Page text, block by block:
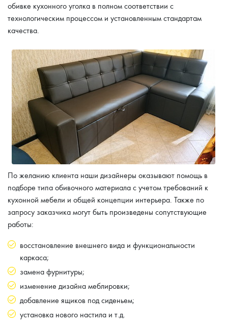
обивке кухонного уголка в полном соответствии с
технологическим процессом и установленным стандартам
качества.
По желанию клиента наши дизайнеры оказывают помощь в
подборе типа обивочного материала с учетом требований к
кухонной мебели и общей концепции интерьера. Также по
запросу заказчика могут быть произведены сопутствующие
работы:
восстановление внешнего вида и функциональности
каркаса;
замена фурнитуры;
изменение дизайна меблировки;
добавление ящиков под сиденьем;
установка нового настила и т.д.